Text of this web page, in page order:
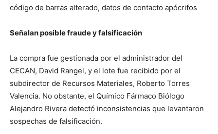
código de barras alterado, datos de contacto apócrifos
Señalan posible fraude y falsificación
La compra fue gestionada por el administrador del
CECAN, David Rangel, y el lote fue recibido por el
subdirector de Recursos Materiales, Roberto Torres
Valencia. No obstante, el Químico Fármaco Biólogo
Alejandro Rivera detectó inconsistencias que levantaron
sospechas de falsificación.